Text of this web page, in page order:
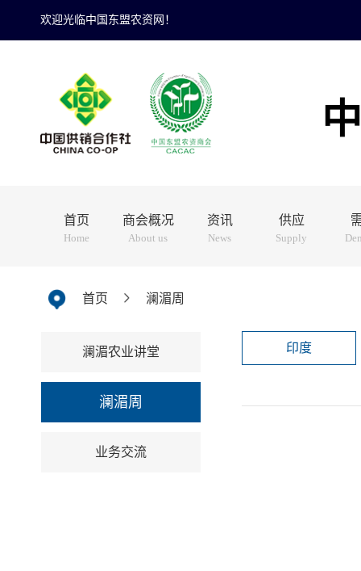
欢迎光临中国东盟农资网！
首页
Home
商会概况
About us
资讯
News
供应
Supply
首页 澜湄周
澜湄农业讲堂
澜湄周
业务交流
印度